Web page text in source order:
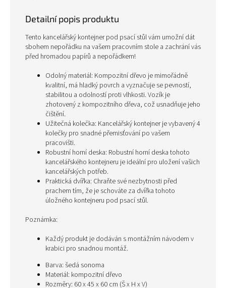
Detailní popis produktu
Tento kancelářský kontejner pod psací stůl vám umožní dát
sbohem nepořádku na vašem pracovním stole a zachrání vás
před hromadou papírů a nepořádkem!
Odolný materiál: Kompozitní dřevo je mimořádně
kvalitní, má hladký povrch a vyznačuje se pevností,
stabilitou a odolností proti vlhkosti. Vozík je
zhotovený z kompozitního dřeva, což usnadňuje jeho
čištění.
Užitečná kolečka: Kancelářský kontejner je vybavený 4
kolečky pro snadné přemisťování po vašem
pracovišti.
Robustní horní deska: Robustní horní deska tohoto
kancelářského kontejneru je ideální pro uložení vašich
kancelářských potřeb.
Praktická dvířka: Chraňte své nezbytnosti před
prachem tím, že je schováte za dvířka tohoto
úložného kontejneru pod psací stůl.
Poznámka:
Každý produkt je dodáván s montážním návodem v
krabici pro snadnou montáž.
Barva: šedá sonoma
Materiál: kompozitní dřevo
Rozměry: 60 x 45 x 60 cm (Š x H x V)